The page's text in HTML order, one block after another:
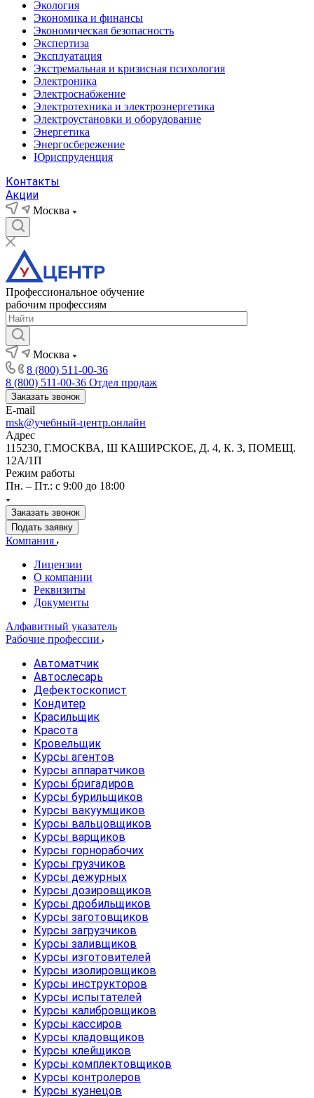
Экология
Экономика и финансы
Экономическая безопасность
Экспертиза
Эксплуатация
Экстремальная и кризисная психология
Электроника
Электроснабжение
Электротехника и электроэнергетика
Электроустановки и оборудование
Энергетика
Энергосбережение
Юриспруденция
Контакты
Акции
Москва
Профессиональное обучение
рабочим профессиям
Москва
8 (800) 511-00-36
8 (800) 511-00-36 Отдел продаж
Заказать звонок
E-mail
msk@учебный-центр.онлайн
Адрес
115230, Г.МОСКВА, Ш КАШИРСКОЕ, Д. 4, К. 3, ПОМЕЩ.
12А/1П
Режим работы
Пн. – Пт.: с 9:00 до 18:00
Заказать звонок
Подать заявку
Компания
Лицензии
О компании
Реквизиты
Документы
Алфавитный указатель
Рабочие профессии
Автоматчик
Автослесарь
Дефектоскопист
Кондитер
Красильщик
Красота
Кровельщик
Курсы агентов
Курсы аппаратчиков
Курсы бригадиров
Курсы бурильщиков
Курсы вакуумщиков
Курсы вальцовщиков
Курсы варщиков
Курсы горнорабочих
Курсы грузчиков
Курсы дежурных
Курсы дозировщиков
Курсы дробильщиков
Курсы заготовщиков
Курсы загрузчиков
Курсы заливщиков
Курсы изготовителей
Курсы изолировщиков
Курсы инструкторов
Курсы испытателей
Курсы калибровщиков
Курсы кассиров
Курсы кладовщиков
Курсы клейщиков
Курсы комплектовщиков
Курсы контролеров
Курсы кузнецов